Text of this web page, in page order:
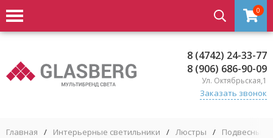
0
8 (4742) 24-33-77
8 (906) 686-90-09
Ул. Октябрьская,1
Заказать звонок
Главная / Интерьерные светильники / Люстры / Подвесные